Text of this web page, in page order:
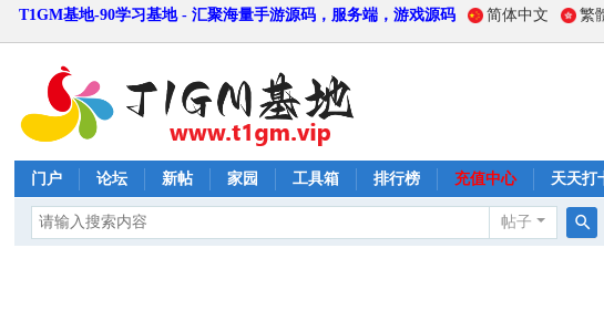
T1GM基地-90学习基地 - 汇聚海量手游源码，服务端，游戏源码 简体中文 繁
门户 论坛 新帖 家园 工具箱 排行榜 充值中心 天天打
帖子